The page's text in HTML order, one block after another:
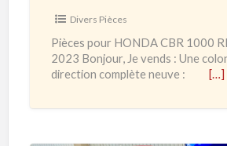
C
Divers Pièces
Pièces pour HONDA CBR 1000
2023 Bonjour, Je vends : Une
direction complète neuve : […]